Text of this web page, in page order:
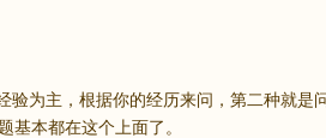
为主，根据你的经历来问，第二种就是
基本都在这个上面了。